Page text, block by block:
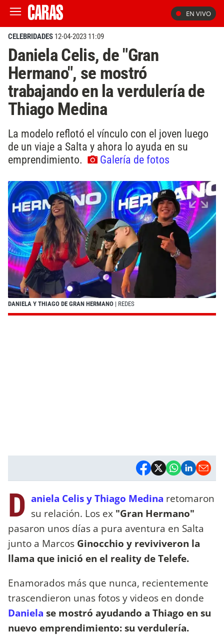
EN VIVO
CELEBRIDADES 12-04-2023 11:09
Daniela Celis, de "Gran
Hermano", se mostró
trabajando en la verdulería de
Thiago Medina
La modelo reflotó el vínculo con el joven luego
de un viaje a Salta y ahora lo ayuda en su
emprendimiento.
Galería de fotos
DANIELA Y THIAGO DE GRAN HERMANO | REDES
D aniela Celis y Thiago Medina retomaron
su relación. Los ex "Gran Hermano"
pasaron unos días a pura aventura en Salta
junto a Marcos Ginocchio y reviviveron la
llama que inició en el reality de Telefe.
Enamorados más que nunca, recientemente
trascendieron unas fotos y videos en donde
Daniela se mostró ayudando a Thiago en su
nuevo emprendimiento: su verdulería.